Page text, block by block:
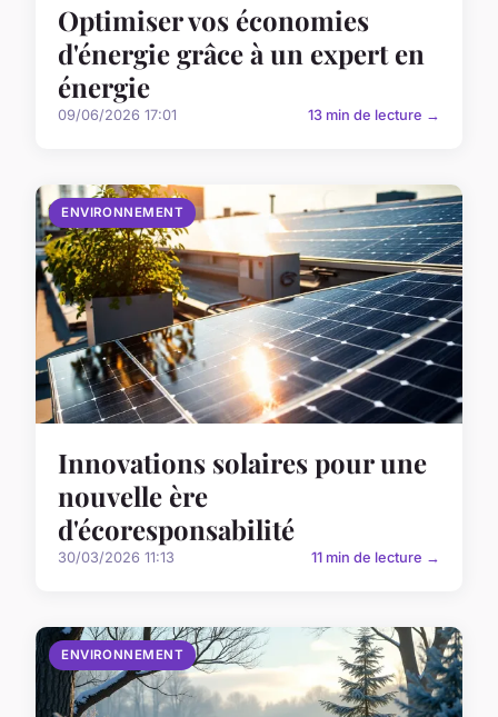
Optimiser vos économies
d'énergie grâce à un expert en
énergie
09/06/2026 17:01 13 min de lecture →
ENVIRONNEMENT
Innovations solaires pour une
nouvelle ère
d'écoresponsabilité
30/03/2026 11:13 11 min de lecture →
ENVIRONNEMENT